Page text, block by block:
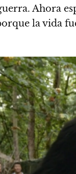
Ahora
la vida